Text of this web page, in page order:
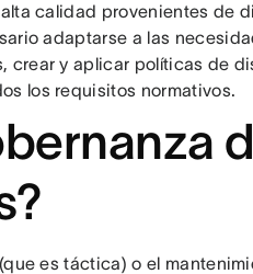
calidad provenientes de
adaptarse a las
crear y aplicar políticas de
los requisitos normativos.
es táctica) o el